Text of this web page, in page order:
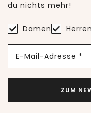
du nichts mehr!
Damen Herren
E-Mail-Adresse *
ZUM